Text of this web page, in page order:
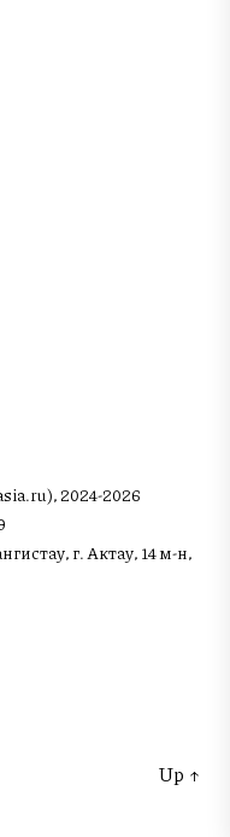
2024-2026
г. Актау, 14 м-н,
Up ↑